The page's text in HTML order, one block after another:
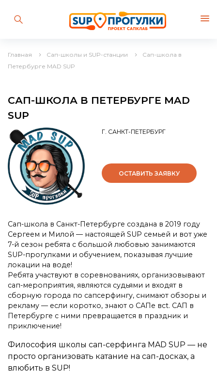
Главная Сап-школы и SUP-станции
Сап-школа в
Петербурге MAD SUP
САП-ШКОЛА В ПЕТЕРБУРГЕ MAD
SUP
Г. САНКТ-ПЕТЕРБУРГ
ОСТАВИТЬ ЗАЯВКУ
Сап-школа в Санкт-Петербурге создана в 2019 году
Сергеем и Милой — настоящей SUP семьей и вот уже
7-й сезон ребята с большой любовью занимаются
SUP-прогулками и обучением, показывая лучшие
локации на воде!
Ребята участвуют в соревнованиях, организовывают
сап-мероприятия, являются судьями и входят в
сборную города по сапсерфингу, снимают обзоры и
рекламу — если коротко, знают о САПе всt. САП в
Петербурге с ними превращается в праздник и
приключение!
Философия школы сап-серфинга MAD SUP — не
просто организовать катание на сап-досках, а
влюбить в SUP!